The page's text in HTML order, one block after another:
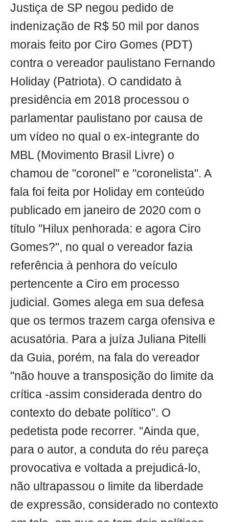
Justiça de SP negou pedido de
indenização de R$ 50 mil por danos
morais feito por Ciro Gomes (PDT)
contra o vereador paulistano Fernando
Holiday (Patriota). O candidato à
presidência em 2018 processou o
parlamentar paulistano por causa de
um vídeo no qual o ex-integrante do
MBL (Movimento Brasil Livre) o
chamou de "coronel" e "coronelista". A
fala foi feita por Holiday em conteúdo
publicado em janeiro de 2020 com o
título "Hilux penhorada: e agora Ciro
Gomes?", no qual o vereador fazia
referência à penhora do veículo
pertencente a Ciro em processo
judicial. Gomes alega em sua defesa
que os termos trazem carga ofensiva e
acusatória. Para a juíza Juliana Pitelli
da Guia, porém, na fala do vereador
"não houve a transposição do limite da
crítica -assim considerada dentro do
contexto do debate político". O
pedetista pode recorrer. "Ainda que,
para o autor, a conduta do réu pareça
provocativa e voltada a prejudicá-lo,
não ultrapassou o limite da liberdade
de expressão, considerado no contexto